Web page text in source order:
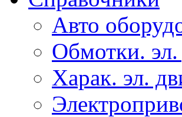
Авто
Обмотки. эл.
Харак. эл.